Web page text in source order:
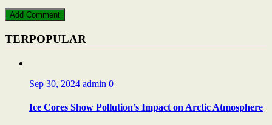
TERPOPULAR
Sep 30, 2024 admin 0
Ice Cores Show Pollution’s Impact on Arctic Atmosphere